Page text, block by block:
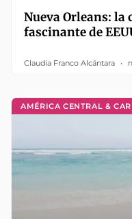
Nueva Orleans: la
fascinante de
Claudia Franco Alcántara
AMÉRICA CENTRAL &